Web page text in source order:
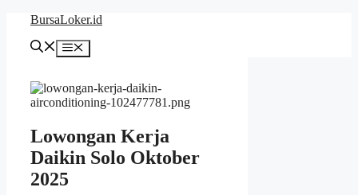
Langsung
BursaLoker.id
Menu
Lowongan Kerja
Daikin Solo Oktober
2025